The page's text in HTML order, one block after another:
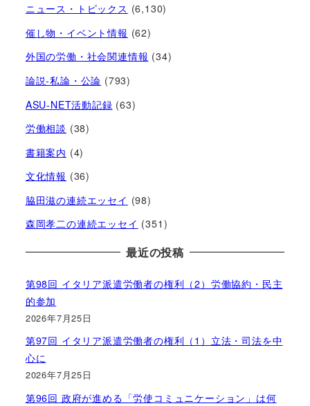
ニュース・トピックス (6,130)
催し物・イベント情報 (62)
外国の労働・社会関連情報 (34)
論説-私論・公論 (793)
ASU-NET活動記録 (63)
労働相談 (38)
書籍案内 (4)
文化情報 (36)
脇田滋の連続エッセイ (98)
森岡孝二の連続エッセイ (351)
最近の投稿
第98回 イタリア派遣労働者の権利（2）労働協約・民主
的参加
2026年7月25日
第97回 イタリア派遣労働者の権利（1）立法・司法を中
心に
2026年7月25日
第96回 政府が進める「労使コミュニケーション」は何